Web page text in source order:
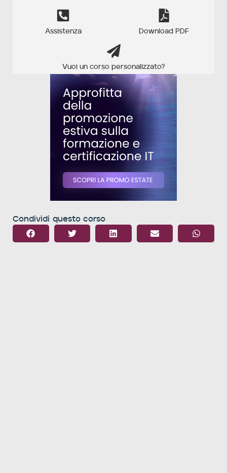
Assistenza Download PDF
Vuoi un corso personalizzato?
Condividi questo corso